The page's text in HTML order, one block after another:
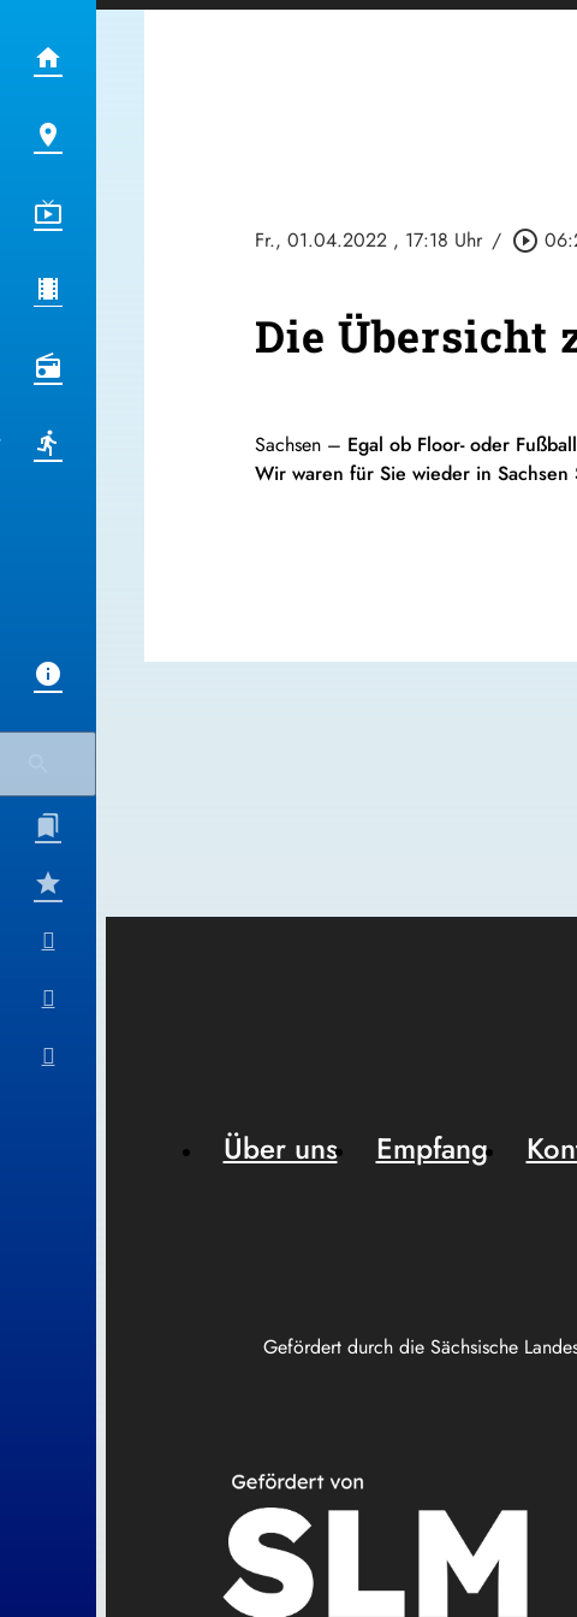
Fr., 01.04.2022 , 17:18 Uhr / play_circle_outline
Die Übersicht
Sachsen – Egal ob Floor- oder
Wir waren für Sie wieder in Sachsen
Gefördert durch die Sächsische
Über uns Empfang